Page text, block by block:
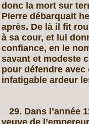
donc la mort sur
Pierre débarquait
après. De là il fit
à sa cour, et lui
confiance, en le
savant et modeste
pour défendre
infatigable ardeur
29. Dans l’année
veuve de